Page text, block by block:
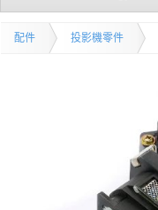
配件 投影機零件